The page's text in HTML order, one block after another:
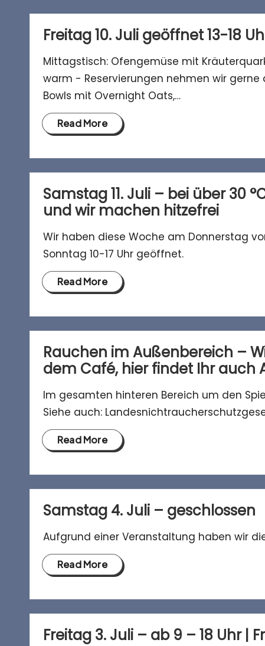
h
o
f
c
a
f
é
Freitag 10. Juli geöffnet 13-18
Mittagstisch: Ofengemüse mit
warm - Reservierungen nehmen wir
Bowls mit Overnight Oats,…
Read More
Samstag 11. Juli – bei über 30
und wir machen hitzefrei
Wir haben diese Woche am Donnerstag
Sonntag 10-17 Uhr geöffnet.
Read More
Rauchen im Außenbereich –
dem Café, hier findet Ihr auch
Im gesamten hinteren Bereich um den
Siehe auch:
Read More
Samstag 4. Juli – geschlossen
Aufgrund einer Veranstaltung haben wir
Read More
Freitag 3. Juli – ab 9 – 18 Uhr |